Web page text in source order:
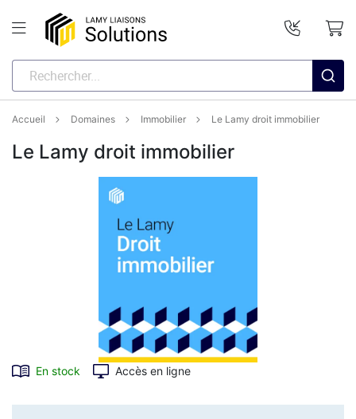
Accueil Domaines Immobilier Le Lamy droit immobilier
Le Lamy droit immobilier
En stock Accès en ligne